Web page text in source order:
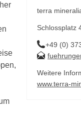
terra
Schlossplatz
+49 (0)
Weitere
www.terra-